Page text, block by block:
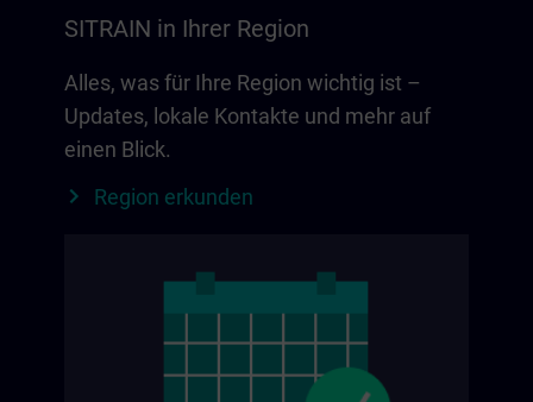
SITRAIN in Ihrer Region
Alles, was für Ihre Region wichtig ist –
Updates, lokale Kontakte und mehr auf
einen Blick.
Region erkunden